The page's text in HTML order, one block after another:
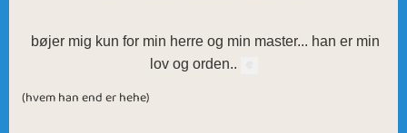
bøjer mig kun for min herre og min master... han er min
lov og orden..
(hvem han end er hehe)